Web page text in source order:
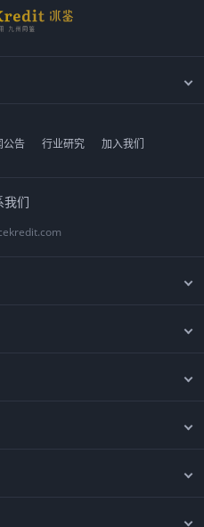
公告 行业研究
加入我们
我们
厦803室
厦